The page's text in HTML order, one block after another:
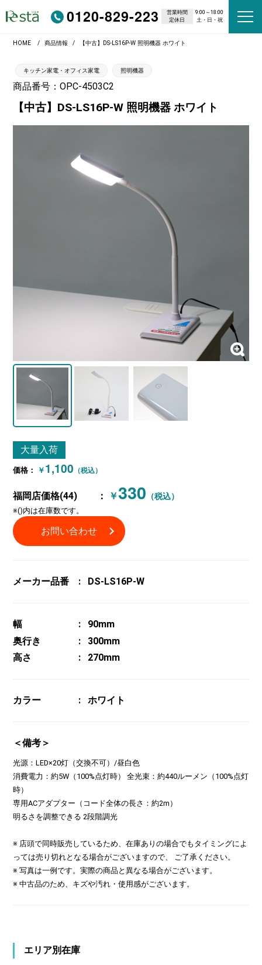
0120-829-223 営業時間
9:00～18:00
定休日
土・日・祝
HOME 商品情報 【中古】DS-LS16P-W 照明機器 ホワイト
キッチン家電・オフィス家電 照明機器
商品番号：OPC-4503C2
【中古】DS-LS16P-W 照明機器 ホワイト
大量入荷
価格： ￥ 1,100 （税込）
福岡店価格(44) ： ￥330 （税込）
※()内は在庫数です。
お問い合わせ
メーカー品番 DS-LS16P-W
幅
90mm
奥行き
300mm
高さ
270mm
カラー ホワイト
＜備考＞
光源：LED×20灯（交換不可）/昼白色
消費電力：約5W（100%点灯時） 全光束：約440ルーメン（100%点灯
時）
専用ACアダプター（コード全体の長さ：約2m）
明るさを調整できる 2段階調光
※ 店頭で同時販売しているため、在庫ありの場合でもタイミングによ
っては売り切れとなる場合がございますので、 ご了承ください。
※ 写真は一例です。実際の商品と異なる場合がございます。
※ 中古品のため、キズや汚れ・使用感がございます。
エリア別在庫